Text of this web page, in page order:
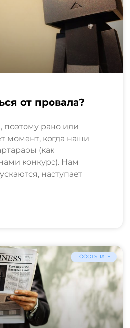
от провала?
поэтому рано или
момент, когда наши
(как
конкурс). Нам
наступает
TÖÖOTSIJALE